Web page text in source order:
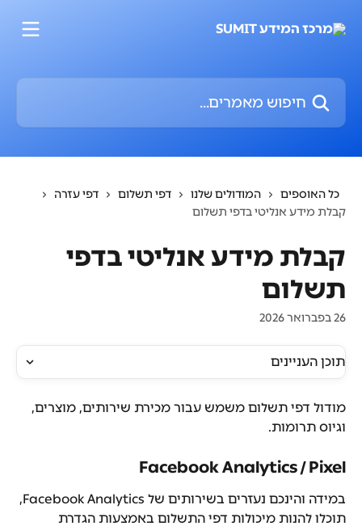
חיפוש מאמרים...
כל האוספים המודולים שלנו דפי תשלום
דפי עזרה
קבלת מידע אנליטי בדפי תשלום
קבלת מידע אנליטי בדפי
תשלום
26 בפברואר 2026
תוכן העניינים
מודול דפי תשלום משמש עבור מכירת שירותים, מוצרים,
וגיוס תרומות.
Facebook Analytics / Pixel
במידה והינכם נעזרים בשירותים של Facebook Analytics,
תוכלו להנות מיכולות דפי התשלום באמצעות הגדרת